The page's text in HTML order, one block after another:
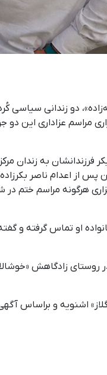
دو زندانی
مراسم عزاداری این
فرزندانشان به زندان
از برگزاری هرگونه مراسم
روز ۱۲ اردیبهشت، نیروهای امنیتی با
روستای زادگاهش
۱۲ و ۱۳ اردیبهشت‌ماه در مسجد روستای